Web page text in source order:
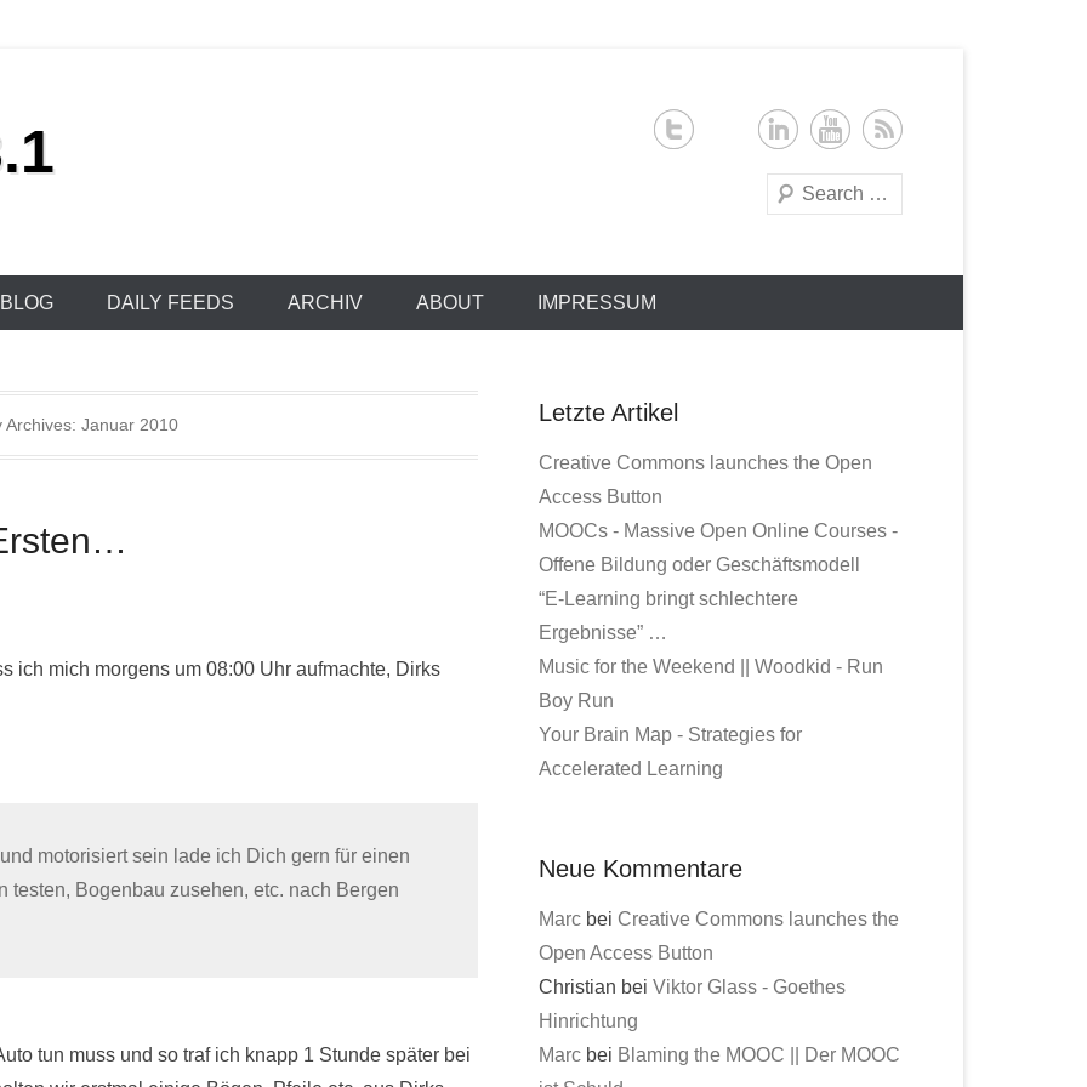
Search
BLOG DAILY FEEDS ARCHIV ABOUT IMPRESSUM
Archives: Januar 2010
ich mich morgens um 08:00 Uhr aufmachte, Dirks
motorisiert sein lade ich Dich gern für einen
testen, Bogenbau zusehen, etc. nach Bergen
tun muss und so traf ich knapp 1 Stunde später bei
Letzte Artikel
Creative Commons launches the Open
Access Button
MOOCs - Massive Open Online Courses -
Offene Bildung oder Geschäftsmodell
“E-Learning bringt schlechtere
Ergebnisse” …
Music for the Weekend || Woodkid - Run
Boy Run
Your Brain Map - Strategies for
Accelerated Learning
Neue Kommentare
Marc bei Creative Commons launches the
Open Access Button
Christian bei Viktor Glass - Goethes
Hinrichtung
Marc bei Blaming the MOOC || Der MOOC